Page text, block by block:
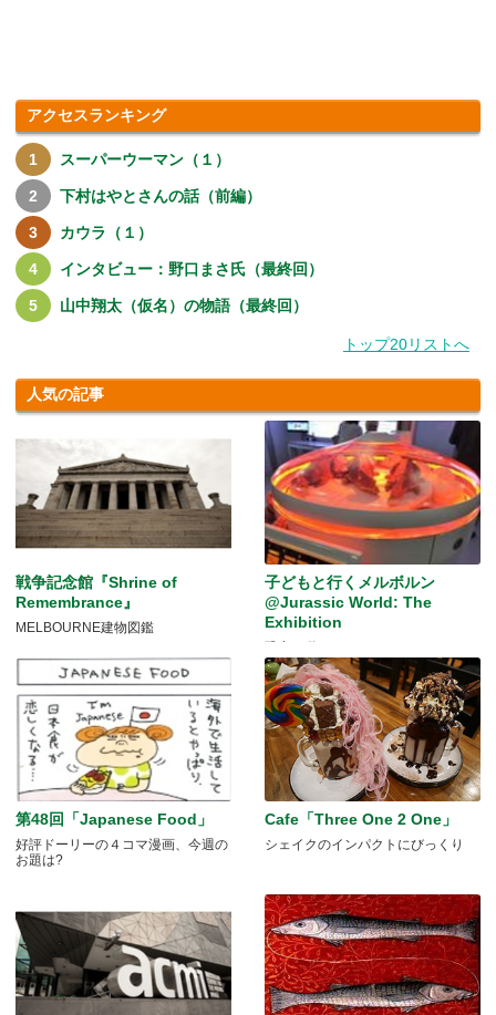
アクセスランキング
スーパーウーマン（１）
下村はやとさんの話（前編）
カウラ（１）
インタビュー：野口まさ氏（最終回）
山中翔太（仮名）の物語（最終回）
トップ20リストへ
人気の記事
戦争記念館『Shrine of
Remembrance』
MELBOURNE建物図鑑
子どもと行くメルボルン
@Jurassic World: The
Exhibition
恐竜が動く！
第48回「Japanese Food」
好評ドーリーの４コマ漫画、今週の
お題は?
Cafe「Three One 2 One」
シェイクのインパクトにびっくり